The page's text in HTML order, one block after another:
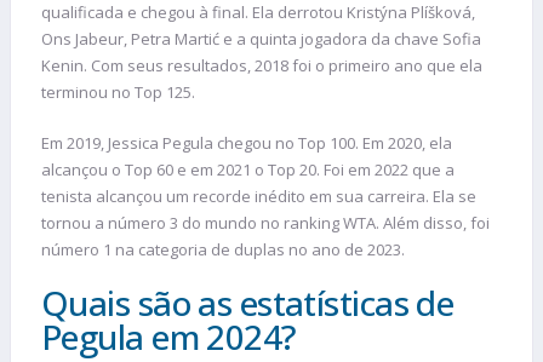
qualificada e chegou à final. Ela derrotou Kristýna Plíšková,
Ons Jabeur, Petra Martić e a quinta jogadora da chave Sofia
Kenin. Com seus resultados, 2018 foi o primeiro ano que ela
terminou no Top 125.
Em 2019, Jessica Pegula chegou no Top 100. Em 2020, ela
alcançou o Top 60 e em 2021 o Top 20. Foi em 2022 que a
tenista alcançou um recorde inédito em sua carreira. Ela se
tornou a número 3 do mundo no ranking WTA. Além disso, foi
número 1 na categoria de duplas no ano de 2023.
Quais são as estatísticas de
Pegula em 2024?